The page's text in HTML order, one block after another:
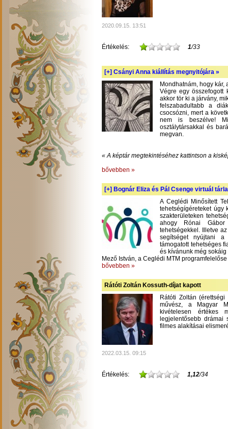
2020.09.15. 13:51
Értékelés: 1/33
[+] Csányi Anna kiállítás megnyitójára »
Mondhatnám, hogy kár,
Végre egy összefogott
akkor tör ki a járvány,
felszabadultabb a
csocsózni, mert a
nem is beszélve!
osztálytársakkal és
megvan.
« A képtár megtekintéséhez kattintson a
bővebben »
[+] Bognár Eliza és Pál Csenge virtuál
A Ceglédi Minősített
tehetségígéreteket úgy
szakterületeken
ahogy Rónai Gábor
tehetségekkel. Illetve
segítséget nyújtani a
támogatott tehetséges
és kívánunk még
Mező István, a Ceglédi MTM programfelelőse
bővebben »
Rátóti Zoltán Kossuth-díjat kapott
Rátóti Zoltán
művész, a Magyar
kivételesen értékes
legjelentősebb drámai
filmes alakításai
2022.03.15. 09:15
Értékelés: 1,12/34